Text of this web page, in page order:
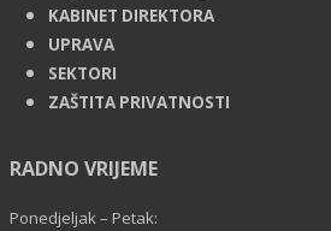
KABINET DIREKTORA
UPRAVA
SEKTORI
ZAŠTITA PRIVATNOSTI
RADNO VRIJEME
Ponedjeljak – Petak: